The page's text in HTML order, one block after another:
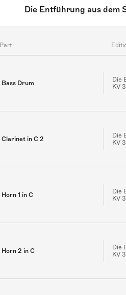
Die Entführung aus dem
Part
Bass Drum
Die
KV
Clarinet in C 2
Die
KV
Horn 1 in C
Die
KV
Horn 2 in C
Die
KV